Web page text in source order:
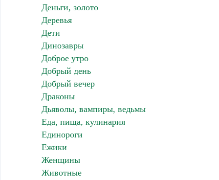
Деньги, золото
Деревья
Дети
Динозавры
Доброе утро
Добрый день
Добрый вечер
Драконы
Дьяволы, вампиры, ведьмы
Еда, пища, кулинария
Единороги
Ежики
Женщины
Животные